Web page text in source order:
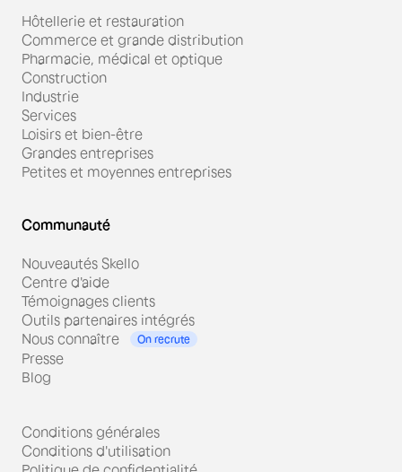
Hôtellerie et restauration
Commerce et grande distribution
Pharmacie, médical et optique
Construction
Industrie
Services
Loisirs et bien-être
Grandes entreprises
Petites et moyennes entreprises
Communauté
Nouveautés Skello
Centre d'aide
Témoignages clients
Outils partenaires intégrés
Nous connaître
On recrute
Presse
Blog
Conditions générales
Conditions d'utilisation